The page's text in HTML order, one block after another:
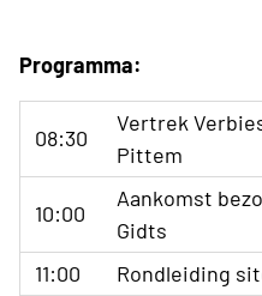
Programma:
08:30
Vertrek
Pittem
10:00
Aankomst
Gidts
11:00
Rondleiding